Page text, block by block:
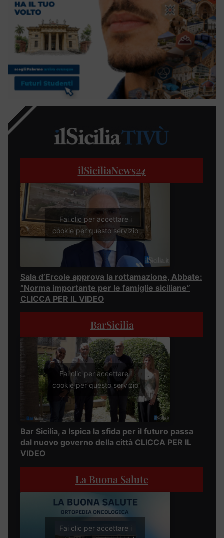
ilSiciliaNews24
Fai clic per accettare i
cookie per questo servizio
Sala d’Ercole approva la rottamazione, Abbate:
“Norma importante per le famiglie siciliane”
CLICCA PER IL VIDEO
BarSicilia
Fai clic per accettare i
cookie per questo servizio
Bar Sicilia, a Ispica la sfida per il futuro passa
dal nuovo governo della città CLICCA PER IL
VIDEO
La Buona Salute
Fai clic per accettare i